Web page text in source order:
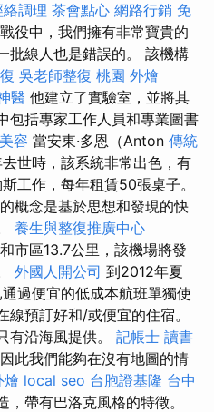
絡調理 茶會點心 網路行銷 免
役中，我們擁有非常寶貴的
批線人也是錯誤的。 該機構
吳老師整復 桃園 外燴
醫 他建立了實驗室，並將其
包括專家工作人員和專業圖書
容 當安東·多恩（Anton 傳統
世時，該系統非常出色，有
工作，每年租賃50張桌子。
概念是基於思想和發現的快
養生與整復推廣中心
市區13.7公里，該機場將發
外國人開公司 到2012年夏
過便宜的低成本航班單獨使
預訂好和/或便宜的住宿。
有沿海風提供。 記帳士 讀書
此我們能夠在沒有地圖的情
燴 local seo 台胞證基隆 台中
帶有巴洛克風格的特徵。